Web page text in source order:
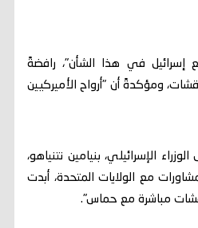
إسرائيل في هذا الشأن"، رافضةً
ومؤكدةً أن "أرواح الأميركيين
الإسرائيلي، بنيامين نتنياهو،
مع الولايات المتحدة، أبدت
مباشرة مع حماس".